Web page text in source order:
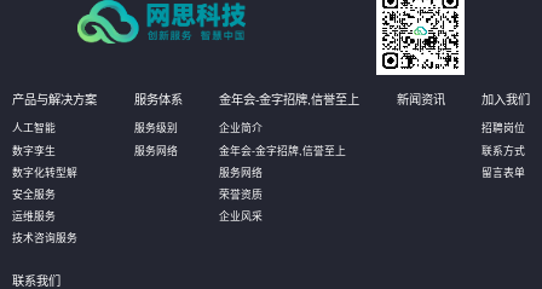
产品与解决方案
人工智能
数字孪生
数字化转型解
安全服务
运维服务
技术咨询服务
服务体系
服务级别
服务网络
金年会-金字招牌,信誉至上
企业简介
金年会-金字招牌,信誉至上
服务网络
荣誉资质
企业风采
新闻资讯 加入我们
招聘岗位
联系方式
留言表单
联系我们